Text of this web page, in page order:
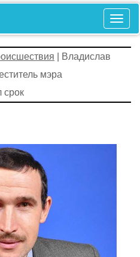
| Владислав
мэра
срок